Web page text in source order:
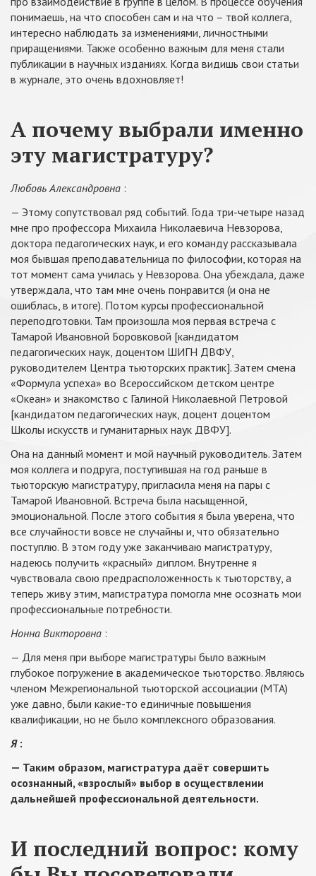
понимаешь, на что способен сам и на что – твой коллега,
интересно наблюдать за изменениями, личностными
приращениями. Также особенно важным для меня стали
публикации в научных изданиях. Когда видишь свои статьи
в журнале, это очень вдохновляет!
А почему выбрали именно
эту магистратуру?
Любовь Александровна :
— Этому сопутствовал ряд событий. Года три-четыре назад
мне про профессора Михаила Николаевича Невзорова,
доктора педагогических наук, и его команду рассказывала
моя бывшая преподавательница по философии, которая на
тот момент сама училась у Невзорова. Она убеждала, даже
утверждала, что там мне очень понравится (и она не
ошиблась, в итоге). Потом курсы профессиональной
переподготовки. Там произошла моя первая встреча с
Тамарой Ивановной Боровковой [кандидатом
педагогических наук, доцентом ШИГН ДВФУ,
руководителем Центра тьюторских практик]. Затем смена
«Формула успеха» во Всероссийском детском центре
«Океан» и знакомство с Галиной Николаевной Петровой
[кандидатом педагогических наук, доцент доцентом
Школы искусств и гуманитарных наук ДВФУ].
Она на данный момент и мой научный руководитель. Затем
моя коллега и подруга, поступившая на год раньше в
тьюторскую магистратуру, пригласила меня на пары с
Тамарой Ивановной. Встреча была насыщенной,
эмоциональной. После этого события я была уверена, что
все случайности вовсе не случайны и, что обязательно
поступлю. В этом году уже заканчиваю магистратуру,
надеюсь получить «красный» диплом. Внутренне я
чувствовала свою предрасположенность к тьюторству, а
теперь живу этим, магистратура помогла мне осознать мои
профессиональные потребности.
Нонна Викторовна :
— Для меня при выборе магистратуры было важным
глубокое погружение в академическое тьюторство. Являюсь
членом Межрегиональной тьюторской ассоциации (МТА)
уже давно, были какие-то единичные повышения
квалификации, но не было комплексного образования.
Я :
— Таким образом, магистратура даёт совершить
осознанный, «взрослый» выбор в осуществлении
дальнейшей профессиональной деятельности.
И последний вопрос: кому